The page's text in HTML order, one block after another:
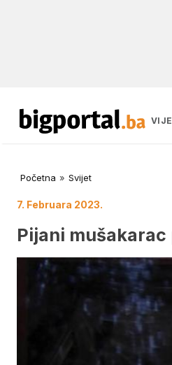
Početna » Svijet
7. Februara 2023.
Pijani